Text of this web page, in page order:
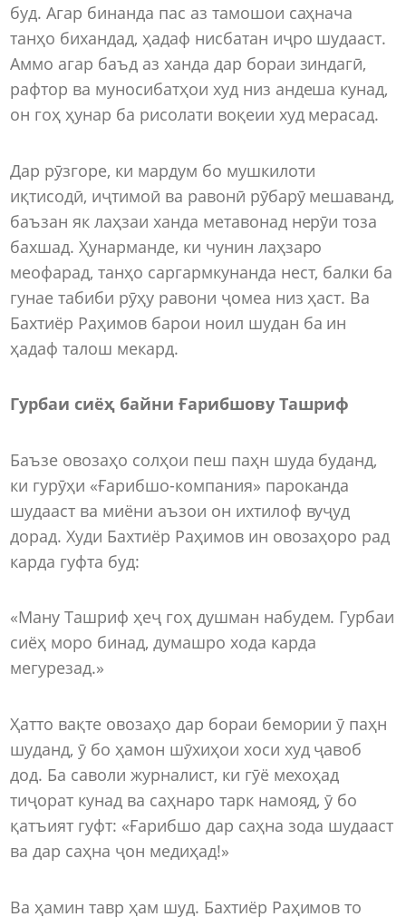
буд. Агар бинанда пас аз тамошои саҳнача
танҳо бихандад, ҳадаф нисбатан иҷро шудааст.
Аммо агар баъд аз ханда дар бораи зиндагӣ,
рафтор ва муносибатҳои худ низ андеша кунад,
он гоҳ ҳунар ба рисолати воқеии худ мерасад.
Дар рӯзгоре, ки мардум бо мушкилоти
иқтисодӣ, иҷтимоӣ ва равонӣ рӯбарӯ мешаванд,
баъзан як лаҳзаи ханда метавонад нерӯи тоза
бахшад. Ҳунарманде, ки чунин лаҳзаро
меофарад, танҳо саргармкунанда нест, балки ба
гунае табиби рӯҳу равони ҷомеа низ ҳаст. Ва
Бахтиёр Раҳимов барои ноил шудан ба ин
ҳадаф талош мекард.
Гурбаи сиёҳ байни Ғарибшову Ташриф
Баъзе овозаҳо солҳои пеш паҳн шуда буданд,
ки гурӯҳи «Ғарибшо-компания» пароканда
шудааст ва миёни аъзои он ихтилоф вуҷуд
дорад. Худи Бахтиёр Раҳимов ин овозаҳоро рад
карда гуфта буд:
«Ману Ташриф ҳеҷ гоҳ душман набудем. Гурбаи
сиёҳ моро бинад, думашро хода карда
мегурезад.»
Ҳатто вақте овозаҳо дар бораи бемории ӯ паҳн
шуданд, ӯ бо ҳамон шӯхиҳои хоси худ ҷавоб
дод. Ба саволи журналист, ки гӯё мехоҳад
тиҷорат кунад ва саҳнаро тарк намояд, ӯ бо
қатъият гуфт: «Ғарибшо дар саҳна зода шудааст
ва дар саҳна ҷон медиҳад!»
Ва ҳамин тавр ҳам шуд. Бахтиёр Раҳимов то